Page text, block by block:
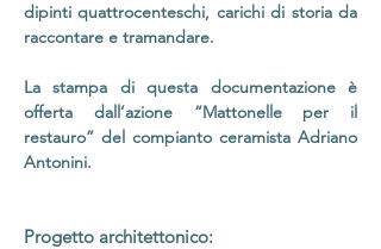
dipinti quattrocenteschi, carichi di storia da
raccontare e tramandare.
La stampa di questa documentazione è
offerta dall’azione “Mattonelle per il
restauro” del compianto ceramista Adriano
Antonini.
Progetto architettonico: